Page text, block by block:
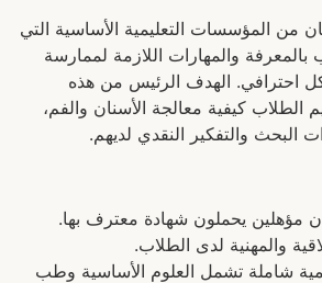
من المؤسسات التعليمية الأساسية التي
والمهارات اللازمة لممارسة
احترافي. الهدف الرئيس من هذه
الطلاب كيفية معالجة الأسنان والفم،
البحث والتفكير النقدي لديهم.
مؤهلين يحملون شهادة معترف بها.
والمهنية لدى الطلاب.
شاملة تشمل العلوم الأساسية وطب